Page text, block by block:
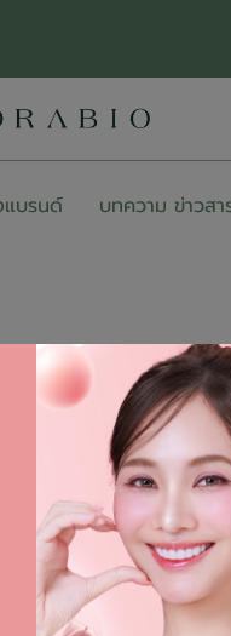
แบรนด์ บทความ ข่าวสา
ARRIVAL